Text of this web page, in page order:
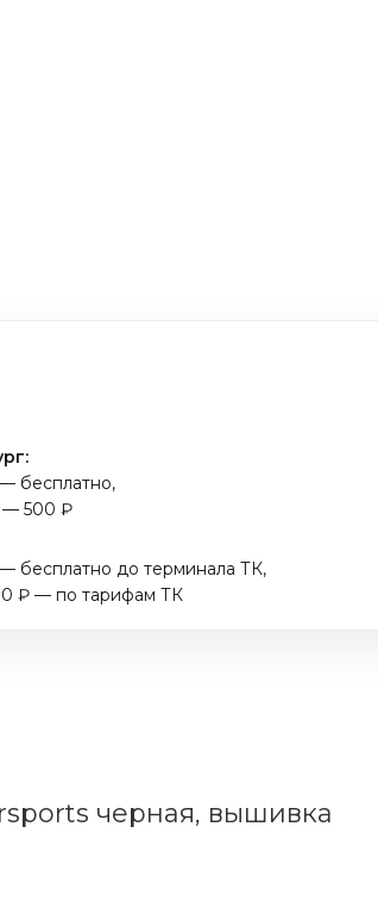
бесплатно,
— 500 ₽
бесплатно до терминала ТК,
₽ — по тарифам ТК
черная, вышивка